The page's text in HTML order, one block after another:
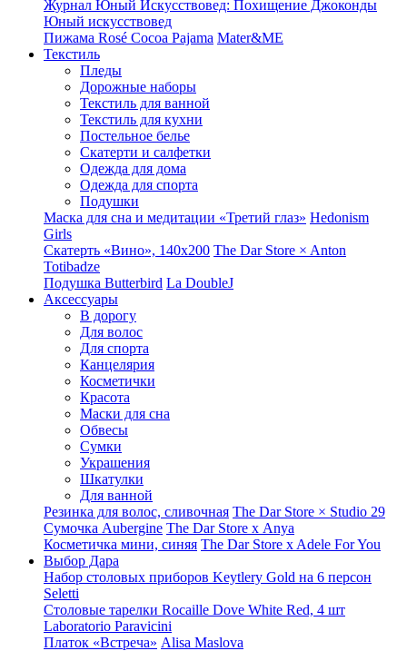
Журнал Юный Искусствовед: Похищение Джоконды
Юный искусствовед
Пижама Rosé Cocoa Pajama Mater&ME
Текстиль
Пледы
Дорожные наборы
Текстиль для ванной
Текстиль для кухни
Постельное белье
Скатерти и салфетки
Одежда для дома
Одежда для спорта
Подушки
Маска для сна и медитации «Третий глаз» Hedonism
Girls
Скатерть «Вино», 140х200 The Dar Store × Anton
Totibadze
Подушка Butterbird La DoubleJ
Аксессуары
В дорогу
Для волос
Для спорта
Канцелярия
Косметички
Красота
Маски для сна
Обвесы
Сумки
Украшения
Шкатулки
Для ванной
Резинка для волос, сливочная The Dar Store × Studio 29
Сумочка Aubergine The Dar Store x Anya
Косметичка мини, синяя The Dar Store x Adele For You
Выбор Дара
Набор столовых приборов Keytlery Gold на 6 персон
Seletti
Столовые тарелки Rocaille Dove White Red, 4 шт
Laboratorio Paravicini
Платок «Встреча» Alisa Maslova